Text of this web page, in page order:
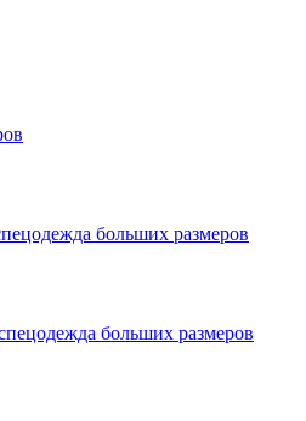
больших размеров
больших размеров